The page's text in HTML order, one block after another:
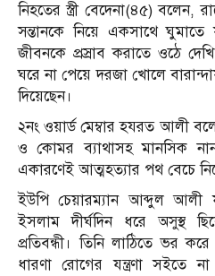
নিহতের স্ত্রী বেদেনা(৪৫) বলেন,
সন্তানকে নিয়ে একসাথে
জীবনকে প্রস্রাব করাতে ওঠে
ঘরে না পেয়ে দরজা খোলে
দিয়েছেন।
২নং ওয়ার্ড মেম্বার হযরত আলী
ও কোমর ব্যাথাসহ মানসিক
একারণেই আত্মহত্যার পথ বেচে
ইউপি চেয়ারম্যান আব্দুল
ইসলাম দীর্ঘদিন ধরে অসুস্থ
প্রতিবন্ধী। তিনি লাঠিতে ভর
ধারণা রোগের যন্ত্রণা সইতে